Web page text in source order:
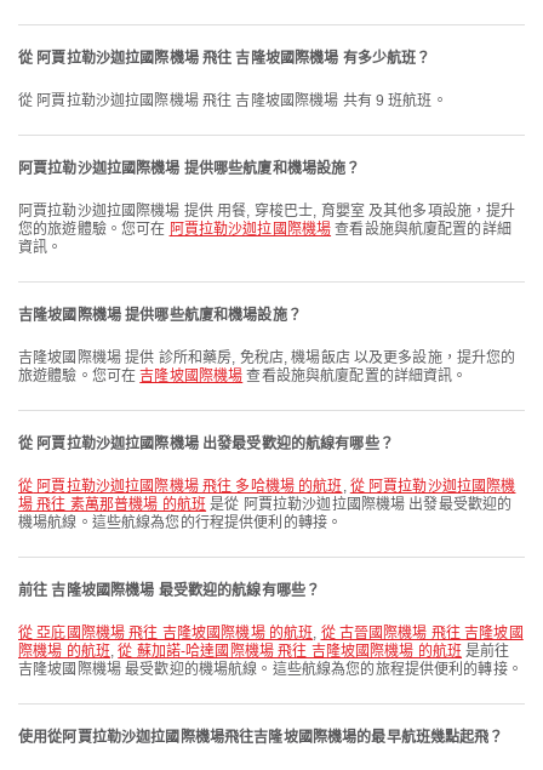
從 阿賈拉勒沙迦拉國際機場 飛往 吉隆坡國際機場 有多少航班？
從 阿賈拉勒沙迦拉國際機場 飛往 吉隆坡國際機場 共有 9 班航班。
阿賈拉勒沙迦拉國際機場 提供哪些航廈和機場設施？
阿賈拉勒沙迦拉國際機場 提供 用餐, 穿梭巴士, 育嬰室 及其他多項設施，提升
您的旅遊體驗。您可在 阿賈拉勒沙迦拉國際機場 查看設施與航廈配置的詳細
資訊。
吉隆坡國際機場 提供哪些航廈和機場設施？
吉隆坡國際機場 提供 診所和藥房, 免稅店, 機場飯店 以及更多設施，提升您的
旅遊體驗。您可在吉隆坡國際機場 查看設施與航廈配置的詳細資訊。
從 阿賈拉勒沙迦拉國際機場 出發最受歡迎的航線有哪些？
從 阿賈拉勒沙迦拉國際機場 飛往 多哈機場 的航班 , 從 阿賈拉勒沙迦拉國際機
場 飛往 素萬那普機場 的航班 是從 阿賈拉勒沙迦拉國際機場 出發最受歡迎的
機場航線。這些航線為您的行程提供便利的轉接。
前往 吉隆坡國際機場 最受歡迎的航線有哪些？
從 亞庇國際機場 飛往 吉隆坡國際機場 的航班, 從 古晉國際機場 飛往 吉隆坡國
際機場 的航班,從 蘇加諾-哈達國際機場 飛往 吉隆坡國際機場 的航班 是前往
吉隆坡國際機場 最受歡迎的機場航線。這些航線為您的旅程提供便利的轉接。
使用從阿賈拉勒沙迦拉國際機場飛往吉隆坡國際機場的最早航班幾點起飛？